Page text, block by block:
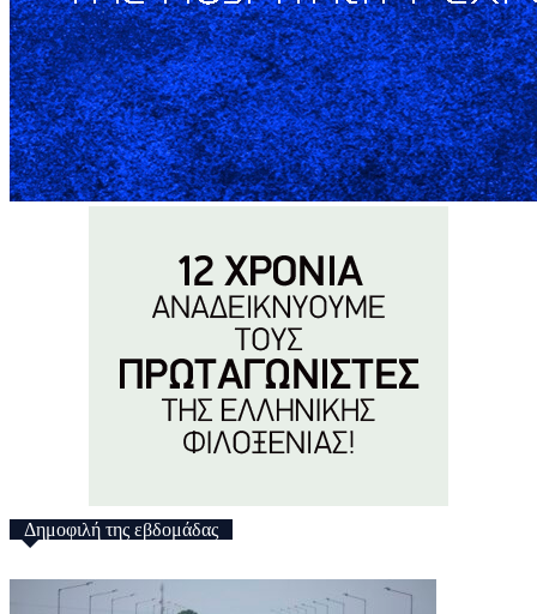
Δημοφιλή της εβδομάδας